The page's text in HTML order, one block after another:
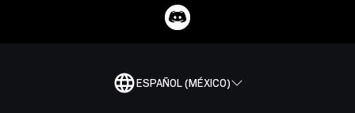
ESPAÑOL (MÉXICO)